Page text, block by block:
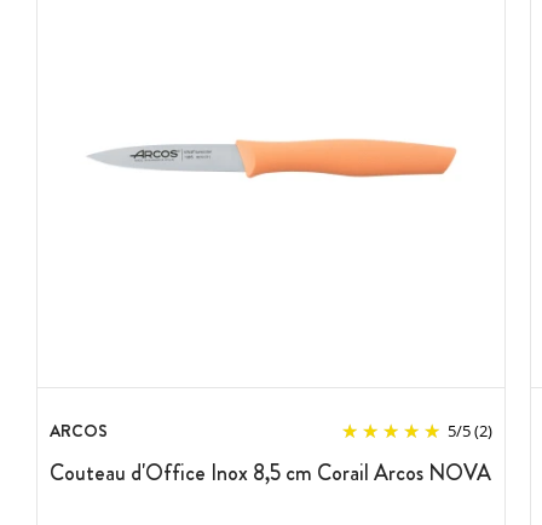
ARCOS 5/5(2)
Couteau d'Office Inox 8,5 cm Corail Arcos NOVA